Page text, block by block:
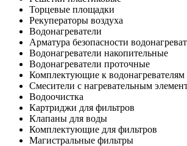
Торцевые площадки
Рекуператоры воздуха
Водонагреватели
Арматура безопасности
Водонагреватели накопительные
Водонагреватели проточные
Комплектующие к водонагревателям
Смесители с нагревательным
Водоочистка
Картриджи для фильтров
Клапаны для воды
Комплектующие для фильтров
Магистральные фильтры